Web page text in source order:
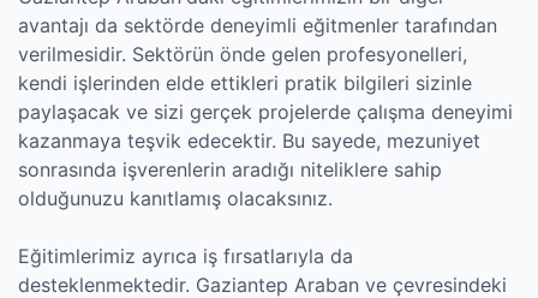
avantajı da sektörde deneyimli eğitmenler tarafından
verilmesidir. Sektörün önde gelen profesyonelleri,
kendi işlerinden elde ettikleri pratik bilgileri sizinle
paylaşacak ve sizi gerçek projelerde çalışma deneyimi
kazanmaya teşvik edecektir. Bu sayede, mezuniyet
sonrasında işverenlerin aradığı niteliklere sahip
olduğunuzu kanıtlamış olacaksınız.
Eğitimlerimiz ayrıca iş fırsatlarıyla da
desteklenmektedir. Gaziantep Araban ve çevresindeki